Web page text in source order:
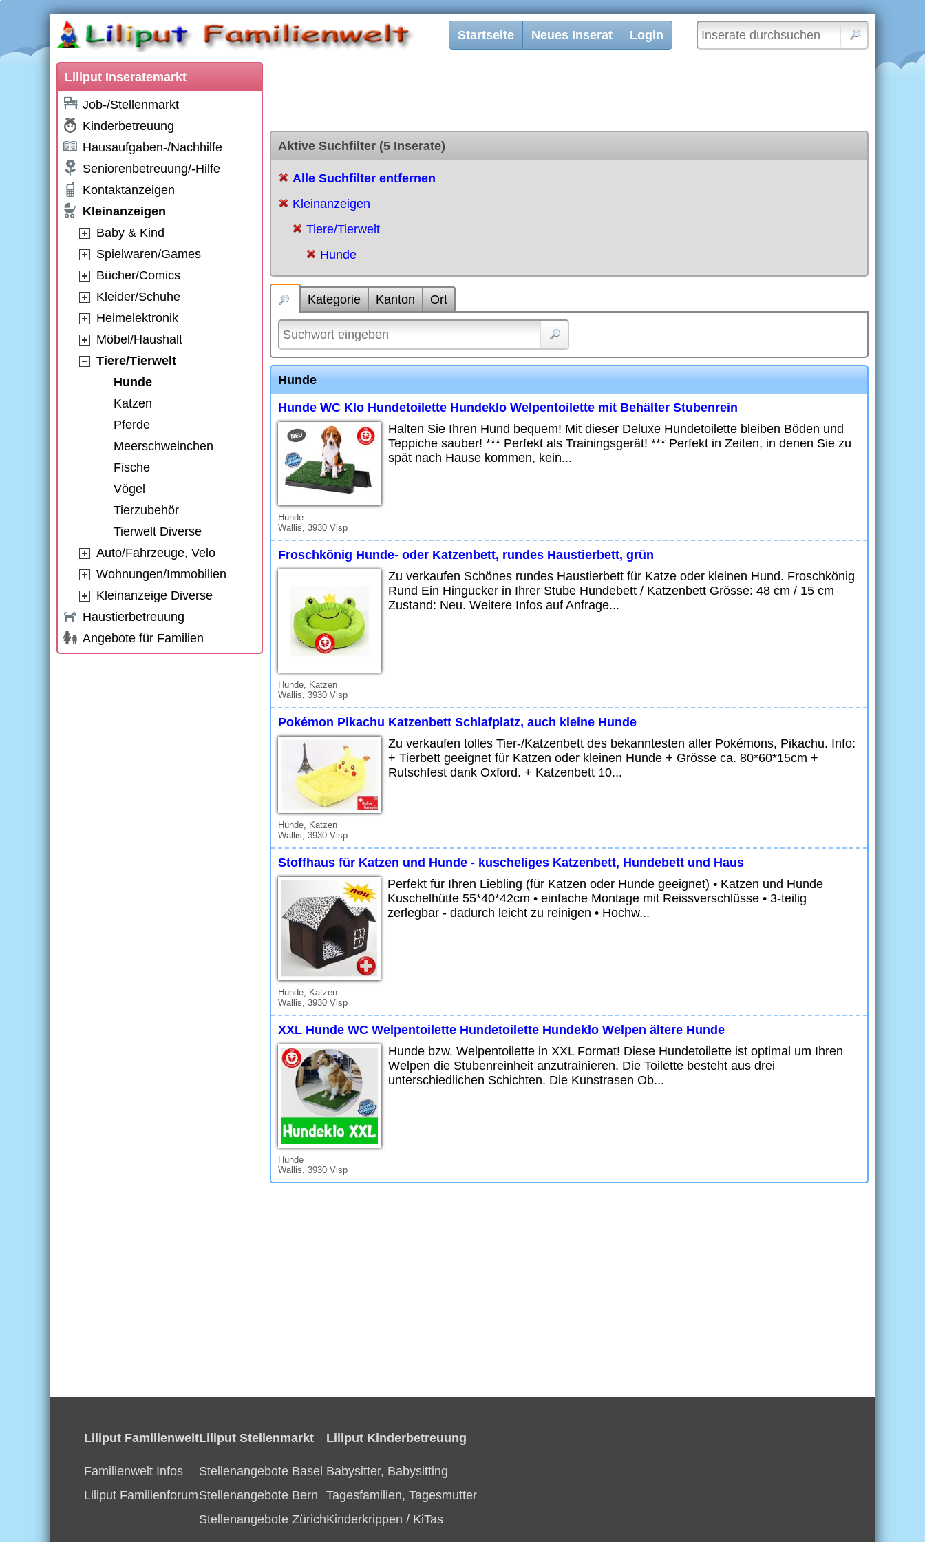
Startseite Neues Inserat Login
Liliput Inseratemarkt
Job-/Stellenmarkt
Kinderbetreuung
Hausaufgaben-/Nachhilfe
Seniorenbetreuung/-Hilfe
Kontaktanzeigen
Kleinanzeigen
Baby & Kind
Spielwaren/Games
Bücher/Comics
Kleider/Schuhe
Heimelektronik
Möbel/Haushalt
Tiere/Tierwelt
Hunde
Katzen
Pferde
Meerschweinchen
Fische
Vögel
Tierzubehör
Tierwelt Diverse
Auto/Fahrzeuge, Velo
Wohnungen/Immobilien
Kleinanzeige Diverse
Haustierbetreuung
Angebote für Familien
Aktive Suchfilter (5 Inserate)
Alle Suchfilter entfernen
Kleinanzeigen
Tiere/Tierwelt
Hunde
Kategorie Kanton Ort
Hunde
Hunde WC Klo Hundetoilette Hundeklo Welpentoilette mit Behälter Stubenrein
Halten Sie Ihren Hund bequem! Mit dieser Deluxe Hundetoilette bleiben Böden und
Teppiche sauber! *** Perfekt als Trainingsgerät! *** Perfekt in Zeiten, in denen Sie zu
spät nach Hause kommen, kein...
Hunde
Wallis, 3930 Visp
Froschkönig Hunde- oder Katzenbett, rundes Haustierbett, grün
Zu verkaufen Schönes rundes Haustierbett für Katze oder kleinen Hund. Froschkönig
Rund Ein Hingucker in Ihrer Stube Hundebett / Katzenbett Grösse: 48 cm / 15 cm
Zustand: Neu. Weitere Infos auf Anfrage...
Hunde, Katzen
Wallis, 3930 Visp
Pokémon Pikachu Katzenbett Schlafplatz, auch kleine Hunde
Zu verkaufen tolles Tier-/Katzenbett des bekanntesten aller Pokémons, Pikachu. Info:
+ Tierbett geeignet für Katzen oder kleinen Hunde + Grösse ca. 80*60*15cm +
Rutschfest dank Oxford. + Katzenbett 10...
Hunde, Katzen
Wallis, 3930 Visp
Stoffhaus für Katzen und Hunde - kuscheliges Katzenbett, Hundebett und Haus
Perfekt für Ihren Liebling (für Katzen oder Hunde geeignet) • Katzen und Hunde
Kuschelhütte 55*40*42cm • einfache Montage mit Reissverschlüsse • 3-teilig
zerlegbar - dadurch leicht zu reinigen • Hochw...
Hunde, Katzen
Wallis, 3930 Visp
XXL Hunde WC Welpentoilette Hundetoilette Hundeklo Welpen ältere Hunde
Hunde bzw. Welpentoilette in XXL Format! Diese Hundetoilette ist optimal um Ihren
Welpen die Stubenreinheit anzutrainieren. Die Toilette besteht aus drei
unterschiedlichen Schichten. Die Kunstrasen Ob...
Hunde
Wallis, 3930 Visp
Liliput Familienwelt
Familienwelt Infos
Liliput Familienforum
Liliput Stellenmarkt
Stellenangebote Basel
Stellenangebote Bern
Stellenangebote Zürich
Liliput Kinderbetreuung
Babysitter, Babysitting
Tagesfamilien, Tagesmutter
Kinderkrippen / KiTas